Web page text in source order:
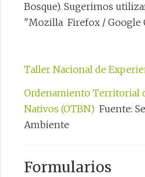
Bosque). Sugerimos
"Mozilla Firefox / Google
Taller Nacional de
Ordenamiento Territorial
Nativos (OTBN) Fuente:
Ambiente
Formularios